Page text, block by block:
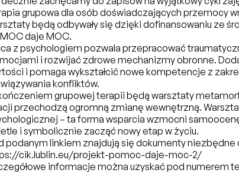
grupowa dla osób doświadczających przemocy
będą odbywały się dzięki dofinansowaniu ze
daje MOC.
z psychologiem pozwala przepracować
i rozwijać zdrowe mechanizmy obronne.
i pomaga wykształcić nowe kompetencje z
konfliktów.
grupowej terapii będą warsztaty
przechodzą ogromną zmianę wewnętrzną.
– ta forma wsparcia wzmocni
i symbolicznie zacząć nowy etap w życiu.
podanym linkiem znajdują się dokumenty niezbędne
cik.lublin.eu/projekt-pomoc-daje-moc-2/
informacje można uzyskać pod numerem